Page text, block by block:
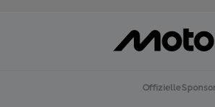
Offizielle